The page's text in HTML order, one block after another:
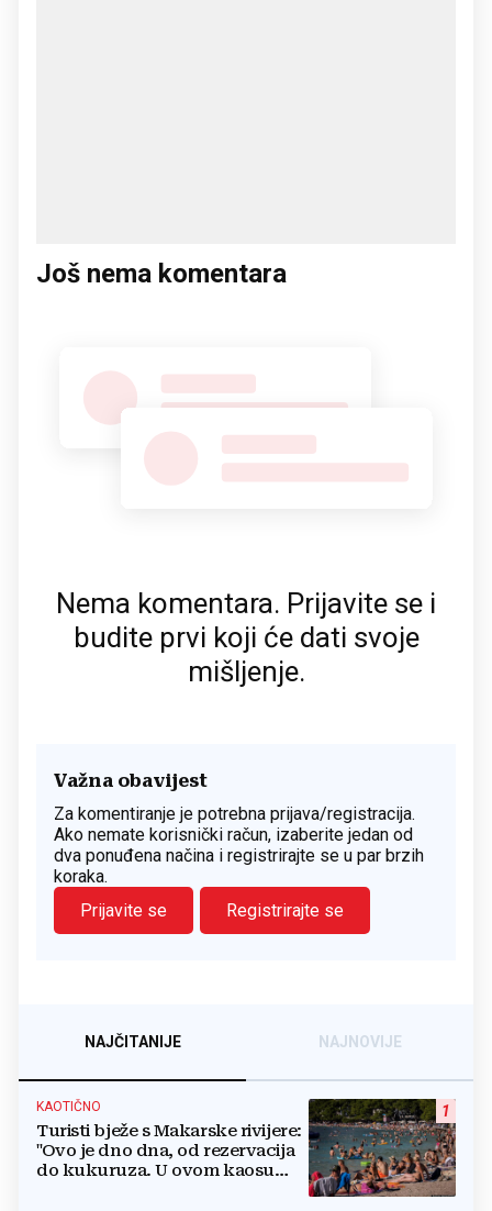
Još nema komentara
Nema komentara. Prijavite se i
budite prvi koji će dati svoje
mišljenje.
Važna obavijest
Za komentiranje je potrebna prijava/registracija.
Ako nemate korisnički račun, izaberite jedan od
dva ponuđena načina i registrirajte se u par brzih
koraka.
Prijavite se
Registrirajte se
NAJČITANIJE NAJNOVIJE
1
KAOTIČNO
Turisti bježe s Makarske rivijere:
"Ovo je dno dna, od rezervacija
do kukuruza. U ovom kaosu